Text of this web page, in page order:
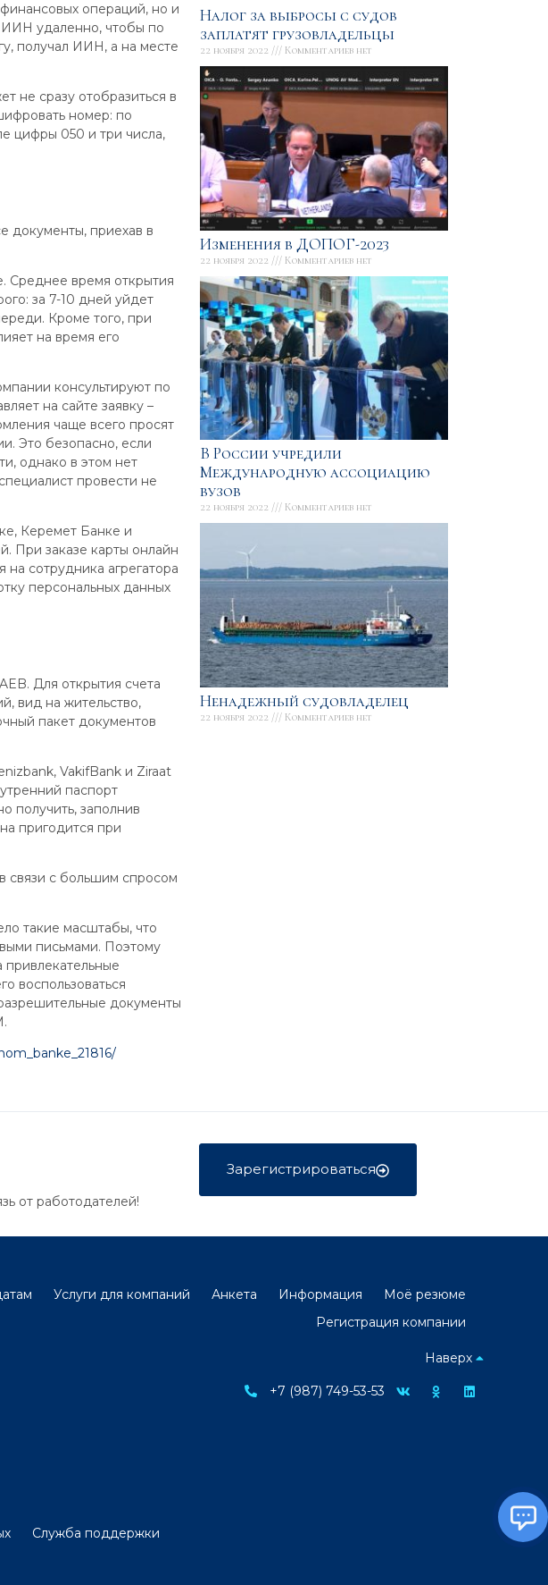
операций, но и
ИИН удаленно, чтобы по
получал ИИН, а на месте
не сразу отобразиться в
номер: по
цифры 050 и три числа,
документы, приехав в
Среднее время открытия
за 7-10 дней уйдет
Кроме того, при
на время его
консультируют по
на сайте заявку –
чаще всего просят
Это безопасно, если
однако в этом нет
провести не
Керемет Банке и
При заказе карты онлайн
сотрудника агрегатора
персональных данных
Для открытия счета
вид на жительство,
пакет документов
VakifBank и Ziraat
паспорт
заполнив
пригодится при
связи с большим спросом
такие масштабы, что
письмами. Поэтому
воспользоваться
документы
Налог за выбросы с судов
заплатят грузовладельцы
22 ноября 2022 Комментариев нет
Изменения в ДОПОГ-2023
22 ноября 2022 Комментариев нет
В России учредили
Международную ассоциацию
вузов
22 ноября 2022 Комментариев нет
Ненадежный судовладелец
22 ноября 2022 Комментариев нет
от работодателей!
Зарегистрироваться
Услуги для компаний Анкета Информация
Моё резюме
Регистрация компании
Наверх
+7 (987) 749-53-53
Служба поддержки